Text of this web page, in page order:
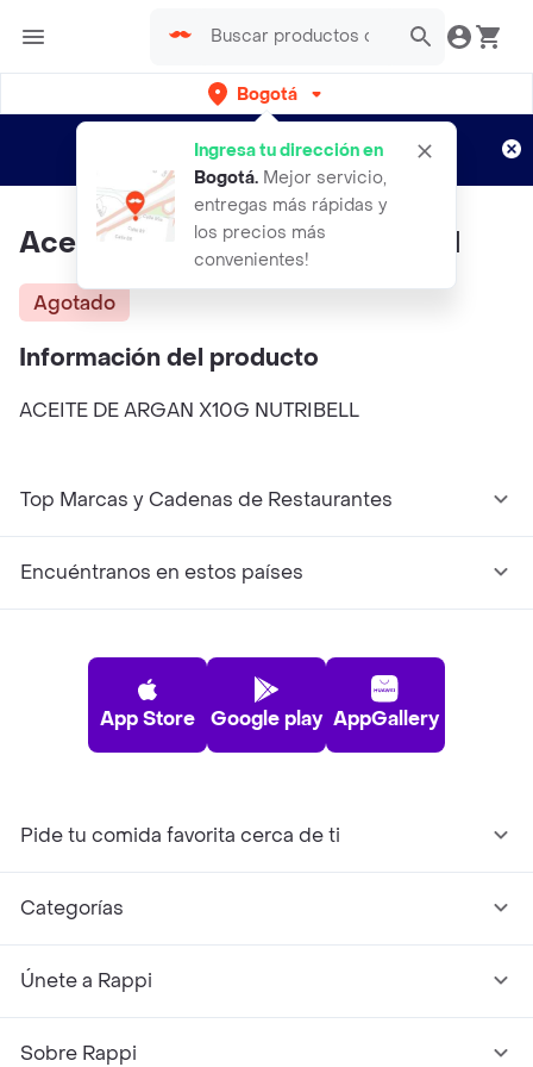
Bogotá
Ingresa tu dirección en
Bogotá. Mejor servicio,
entregas más rápidas y
los precios más
convenientes!
envíos gratis por semanas
Aplican TyC
Aceite De Argan X10g Nutribell
Agotado
Información del producto
ACEITE DE ARGAN X10G NUTRIBELL
Top Marcas y Cadenas de Restaurantes
Encuéntranos en estos países
App Store Google play AppGallery
Pide tu comida favorita cerca de ti
Categorías
Únete a Rappi
Sobre Rappi